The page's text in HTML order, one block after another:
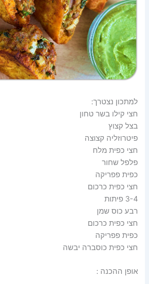
למתכון נצטרך:
חצי קילו בשר טחון
בצל קצוץ
פיטרוזליה קצוצה
חצי כפית מלח
פלפל שחור
כפית פפריקה
חצי כפית כרכום
3-4 פיתות
רבע כוס שמן
חצי כפית כרכום
כפית פפריקה
חצי כפית כוסברה יבשה
אופן ההכנה :